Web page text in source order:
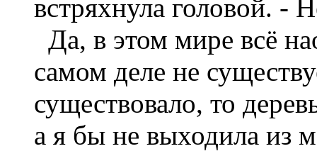
встряхнула головой. -
Да, в этом мире всё
самом деле не
существовало, то
а я бы не выходила из